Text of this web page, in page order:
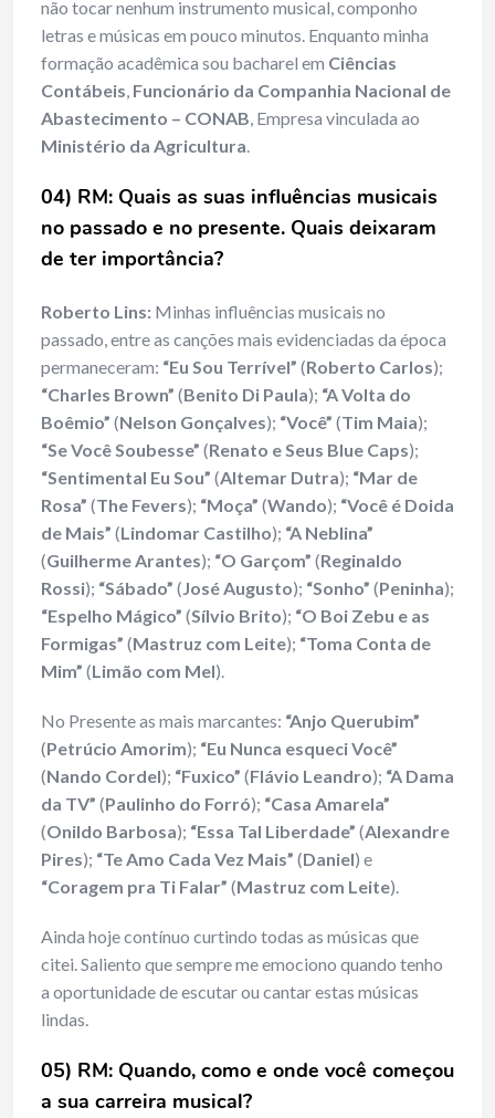
não tocar nenhum instrumento musical, componho
letras e músicas em pouco minutos. Enquanto minha
formação acadêmica sou bacharel em Ciências
Contábeis, Funcionário da Companhia Nacional de
Abastecimento – CONAB, Empresa vinculada ao
Ministério da Agricultura.
04) RM: Quais as suas influências musicais
no passado e no presente. Quais deixaram
de ter importância?
Roberto Lins: Minhas influências musicais no
passado, entre as canções mais evidenciadas da época
permaneceram: “Eu Sou Terrível” (Roberto Carlos);
“Charles Brown” (Benito Di Paula); “A Volta do
Boêmio” (Nelson Gonçalves); “Você” (Tim Maia);
“Se Você Soubesse” (Renato e Seus Blue Caps);
“Sentimental Eu Sou” (Altemar Dutra); “Mar de
Rosa” (The Fevers); “Moça” (Wando); “Você é Doida
de Mais” (Lindomar Castilho); “A Neblina”
(Guilherme Arantes); “O Garçom” (Reginaldo
Rossi); “Sábado” (José Augusto); “Sonho” (Peninha);
“Espelho Mágico” (Sílvio Brito); “O Boi Zebu e as
Formigas” (Mastruz com Leite); “Toma Conta de
Mim” (Limão com Mel).
No Presente as mais marcantes: “Anjo Querubim”
(Petrúcio Amorim); “Eu Nunca esqueci Você”
(Nando Cordel); “Fuxico” (Flávio Leandro); “A Dama
da TV” (Paulinho do Forró); “Casa Amarela”
(Onildo Barbosa); “Essa Tal Liberdade” (Alexandre
Pires); “Te Amo Cada Vez Mais” (Daniel) e
“Coragem pra Ti Falar” (Mastruz com Leite).
Ainda hoje contínuo curtindo todas as músicas que
citei. Saliento que sempre me emociono quando tenho
a oportunidade de escutar ou cantar estas músicas
lindas.
05) RM: Quando, como e onde você começou
a sua carreira musical?